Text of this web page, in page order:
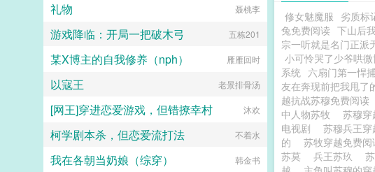
修女魅魔服 劣质标
兔免费阅读 下山后
宗一听就是名门正派
小可怜哭了少爷哄微
系统 六扇门第一悍
友在奔现前把我甩了
越抗战苏穆免费阅读
中人物苏牧
苏穆
电视剧
苏穆兵王穿
的
苏牧穿越免费阅
苏莫
兵王苏玖
礼物
聂桃李
游戏降临：开局一把破木弓 五栋201
某X博主的自我修养（nph） 雁雁回时
以寇王 老景排骨汤
[网王]穿进恋爱游戏，但错撩幸村 沐欢
柯学剧本杀，但恋爱流打法 不着水
我在各朝当奶娘（综穿） 韩金书